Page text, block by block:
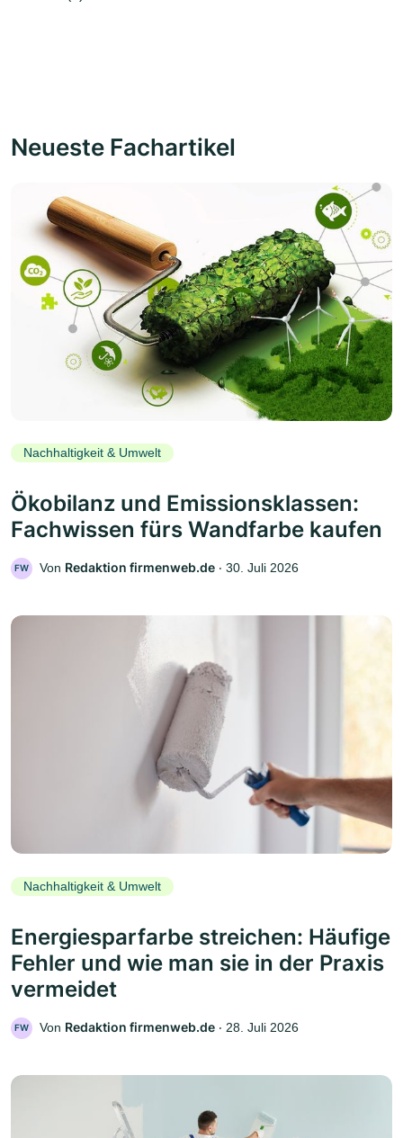
Neueste Fachartikel
Nachhaltigkeit & Umwelt
Ökobilanz und Emissionsklassen:
Fachwissen fürs Wandfarbe kaufen
FW Von Redaktion firmenweb.de ‧ 30. Juli 2026
Nachhaltigkeit & Umwelt
Energiesparfarbe streichen: Häufige
Fehler und wie man sie in der Praxis
vermeidet
FW Von Redaktion firmenweb.de ‧ 28. Juli 2026